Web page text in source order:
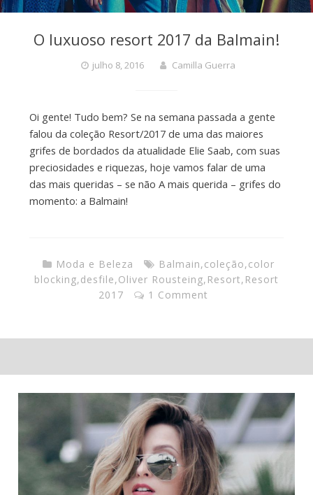
O luxuoso resort 2017 da Balmain!
julho 8, 2016 Camilla Guerra
Oi gente! Tudo bem? Se na semana passada a gente
falou da coleção Resort/2017 de uma das maiores
grifes de bordados da atualidade Elie Saab, com suas
preciosidades e riquezas, hoje vamos falar de uma
das mais queridas – se não A mais querida – grifes do
momento: a Balmain!
Moda e Beleza Balmain,coleção,color
blocking,desfile,Oliver Rousteing, Resort, Resort
2017
1 Comment